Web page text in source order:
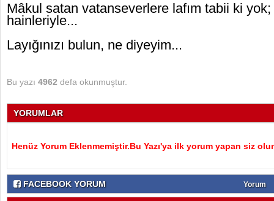
Mâkul satan vatanseverlere lafım tabii ki yok;
hainleriyle...
Layığınızı bulun, ne diyeyim...
Bu yazı 4962 defa okunmuştur.
YORUMLAR
Henüz Yorum Eklenmemiştir.Bu Yazı'ya ilk yorum yapan siz
FACEBOOK YORUM Yorum